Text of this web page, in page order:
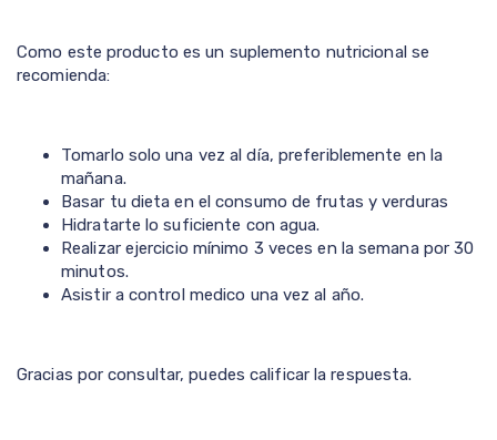
Como este producto es un suplemento nutricional se
recomienda:
Tomarlo solo una vez al día, preferiblemente en la
mañana.
Basar tu dieta en el consumo de frutas y verduras
Hidratarte lo suficiente con agua.
Realizar ejercicio mínimo 3 veces en la semana por 30
minutos.
Asistir a control medico una vez al año.
Gracias por consultar, puedes calificar la respuesta.